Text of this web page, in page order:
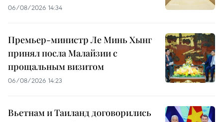
06/08/2026 14:34
Премьер-министр Ле Минь Хынг
принял посла Малайзии с
прощальным визитом
06/08/2026 14:23
Вьетнам и Таиланд договорились